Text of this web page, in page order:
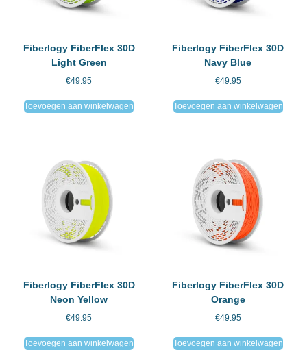
Fiberlogy FiberFlex 30D
Light Green
€49.95
Toevoegen aan winkelwagen
Fiberlogy FiberFlex 30D
Navy Blue
€49.95
Toevoegen aan winkelwagen
Fiberlogy FiberFlex 30D
Neon Yellow
€49.95
Toevoegen aan winkelwagen
Fiberlogy FiberFlex 30D
Orange
€49.95
Toevoegen aan winkelwagen